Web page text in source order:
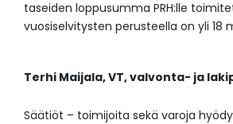
taseiden loppusumma PRH:lle
vuosiselvitysten perusteella on yli 18
Terhi Maijala,VT, valvonta- ja
Säätiöt – toimijoita sekä varoja